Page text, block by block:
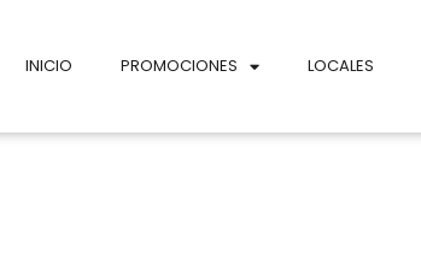
INICIO PROMOCIONES LOCALES